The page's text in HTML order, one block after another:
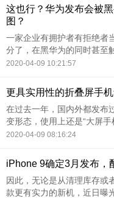
这也行？华为发布会被
图？
一家企业有拥护者有拒绝者
分了，在黑华为的同时甚至
2020-04-09 10:21:57
更具实用性的折叠屏手
在过去一年，国内外都发布
变形态，使用上还是“大屏
能、折叠屏工艺上都有了提
全场景使用体验。
2020-04-09 08:16:24
iPhone 9确定3月发布，
因此，无论是从清理库存或
款更有实力的新机，近日曝